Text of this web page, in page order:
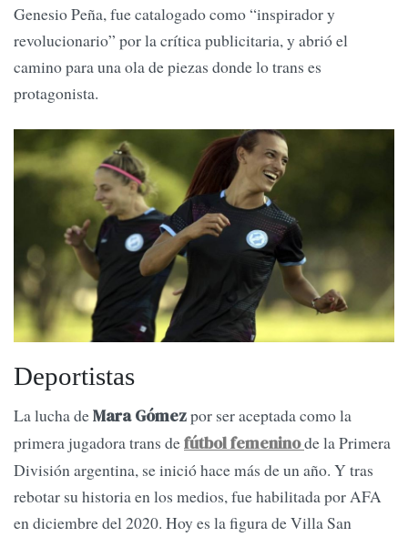
Genesio Peña, fue catalogado como “inspirador y
revolucionario” por la crítica publicitaria, y abrió el
camino para una ola de piezas donde lo trans es
protagonista.
Deportistas
La lucha deMara Gómezpor ser aceptada como la
primera jugadora trans defútbol femeninode la Primera
División argentina, se inició hace más de un año. Y tras
rebotar su historia en los medios, fue habilitada por AFA
en diciembre del 2020. Hoy es la figura de Villa San